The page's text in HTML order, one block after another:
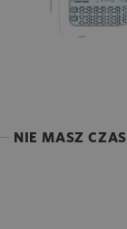
NIE MASZ